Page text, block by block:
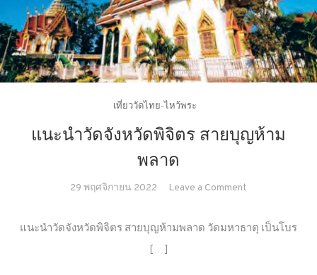
เที่ยววัดไทย-ไหว้พระ
แนะนำวัดจังหวัดพิจิตร สายบุญห้าม
พลาด
29 พฤศจิกายน 2022 Leave a Comment
แนะนำวัดจังหวัดพิจิตร สายบุญห้ามพลาด วัดมหาธาตุ เป็นโบร
[…]